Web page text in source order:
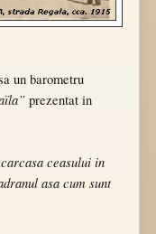
un barometru
prezentat in
ceasului in
asa cum sunt